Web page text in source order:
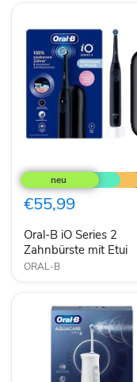
B
iO
Series
2
mit
Etui
€55,99
Oral-B iO Series 2
Zahnbürste mit Etui
ORAL-B